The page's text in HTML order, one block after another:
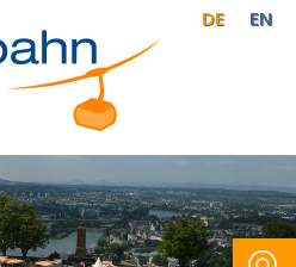
DE EN